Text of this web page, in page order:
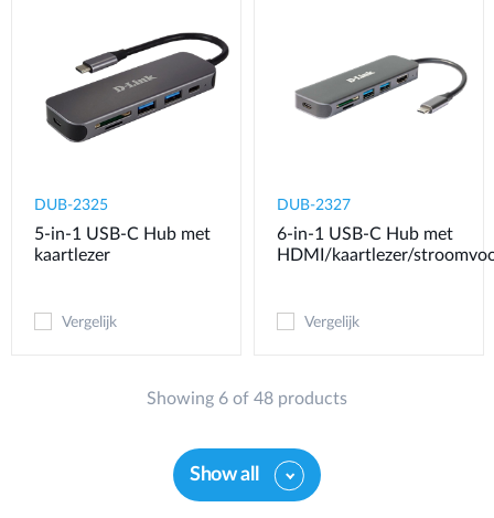
DUB-2325
5-in-1 USB-C Hub met
kaartlezer
Vergelijk
DUB-2327
6-in-1 USB-C Hub met
HDMI/kaartlezer/
Vergelijk
Showing 6 of 48 products
Show all